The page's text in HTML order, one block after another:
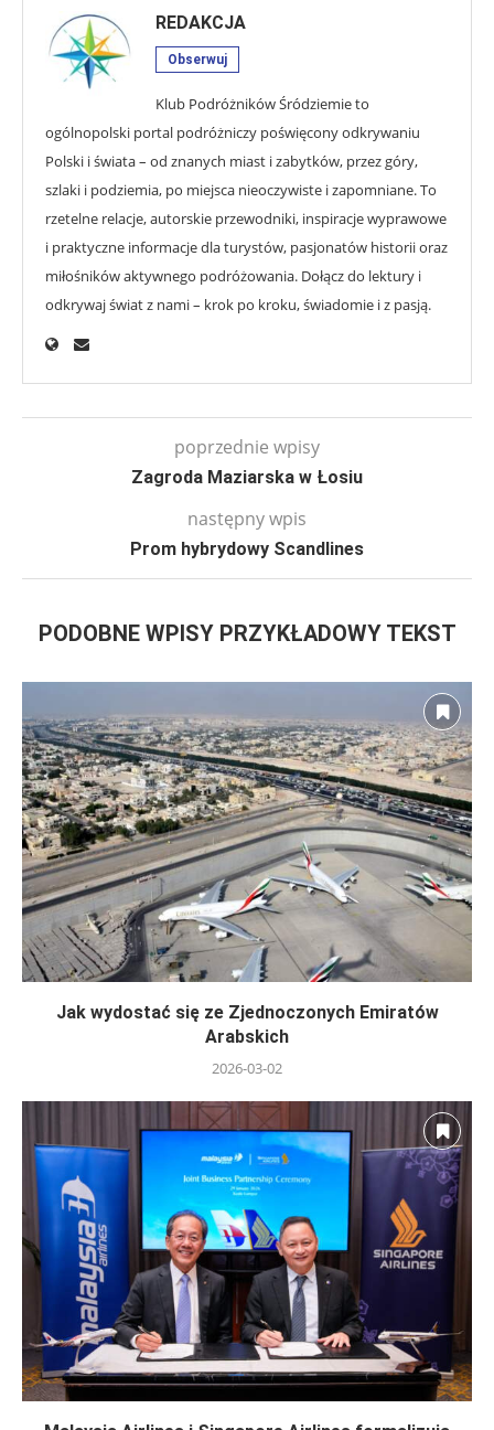
REDAKCJA
Obserwuj
Klub Podróżników Śródziemie to
ogólnopolski portal podróżniczy poświęcony odkrywaniu
Polski i świata – od znanych miast i zabytków, przez góry,
szlaki i podziemia, po miejsca nieoczywiste i zapomniane. To
rzetelne relacje, autorskie przewodniki, inspiracje wyprawowe
i praktyczne informacje dla turystów, pasjonatów historii oraz
miłośników aktywnego podróżowania. Dołącz do lektury i
odkrywaj świat z nami – krok po kroku, świadomie i z pasją.
poprzednie wpisy
Zagroda Maziarska w Łosiu
następny wpis
Prom hybrydowy Scandlines
PODOBNE WPISY PRZYKŁADOWY TEKST
Jak wydostać się ze Zjednoczonych Emiratów
Arabskich
2026-03-02